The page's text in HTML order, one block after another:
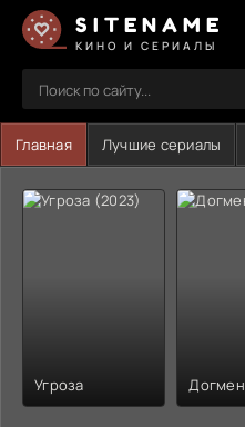
SITENAME
КИНО И СЕРИАЛЫ
Главная Лучшие сериалы
Угроза Догмен